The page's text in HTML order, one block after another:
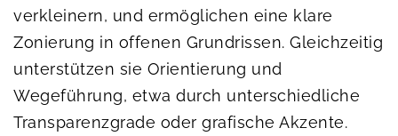
verkleinern, und ermöglichen eine klare
Zonierung in offenen Grundrissen. Gleichzeitig
unterstützen sie Orientierung und
Wegeführung, etwa durch unterschiedliche
Transparenzgrade oder grafische Akzente.